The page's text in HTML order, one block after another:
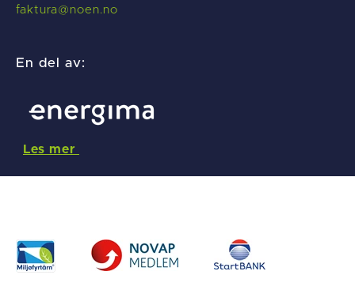
faktura@noen.no
En del av:
Les mer